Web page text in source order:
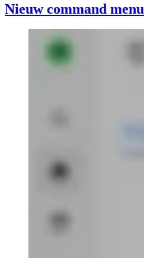
Nieuw command menu